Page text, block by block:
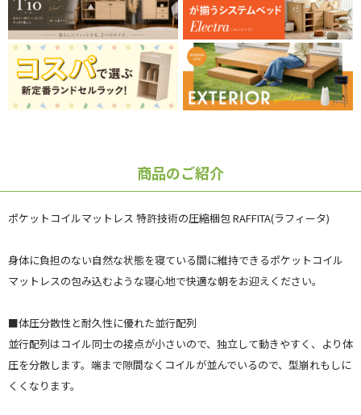
商品のご紹介
ポケットコイルマットレス 特許技術の圧縮梱包 RAFFITA(ラフィータ)
身体に負担のない自然な状態を寝ている間に維持できるポケットコイル
マットレスの包み込むような寝心地で快適な朝をお迎えください。
■体圧分散性と耐久性に優れた並行配列
並行配列はコイル同士の接点が小さいので、独立して動きやすく、より体
圧を分散します。端まで隙間なくコイルが並んでいるので、型崩れもしに
くくなります。